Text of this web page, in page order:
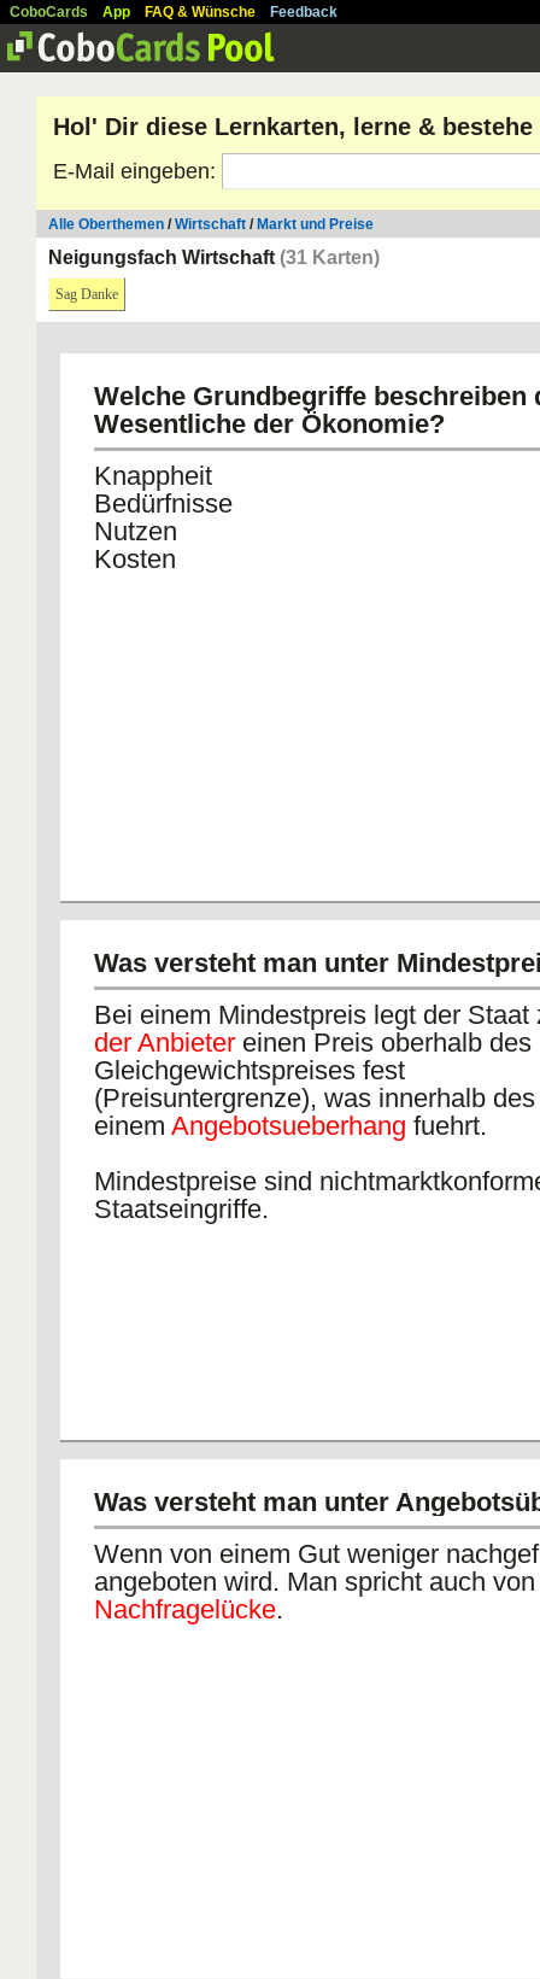
CoboCards App FAQ & Wünsche Feedback
Hol' Dir diese Lernkarten, lerne &
E-Mail eingeben:
Alle Oberthemen /Wirtschaft / Markt und Preise
Neigungsfach Wirtschaft (31 Karten)
Sag Danke
Welche Grundbegriffe beschreiben
Wesentliche der Ökonomie?
Knappheit
Bedürfnisse
Nutzen
Kosten
Was versteht man unter
Bei einem Mindestpreis legt der
der Anbieter einen Preis oberhalb des
Gleichgewichtspreises fest
(Preisuntergrenze), was innerhalb
einem Angebotsueberhang fuehrt.
Mindestpreise sind
Staatseingriffe.
Was versteht man unter
Wenn von einem Gut weniger
angeboten wird. Man spricht auch
Nachfragelücke.